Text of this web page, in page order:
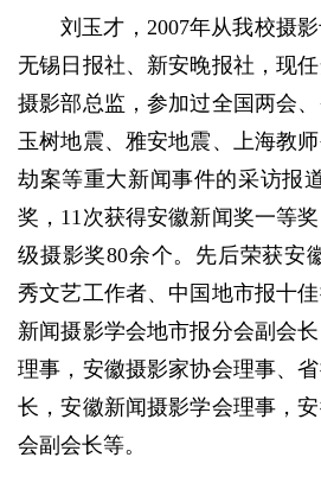
刘玉才，2007年从我校摄
无锡日报社、新安晚报社，现
摄影部总监，参加过全国两会、
玉树地震、雅安地震、上海教
劫案等重大新闻事件的采访报
奖，11次获得安徽新闻奖一等
级摄影奖80余个。先后荣获安
秀文艺工作者、中国地市报十
新闻摄影学会地市报分会副会
理事，安徽摄影家协会理事、
长，安徽新闻摄影学会理事，
会副会长等。